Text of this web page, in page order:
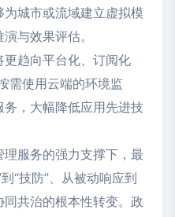
城市或流域建立虚拟模
与效果评估。
更趋向平台化、订阅化
需使用云端的环境监
，大幅降低应用先进技
理服务的强力支撑下，最
“技防”、从被动响应到
共治的根本性转变。政